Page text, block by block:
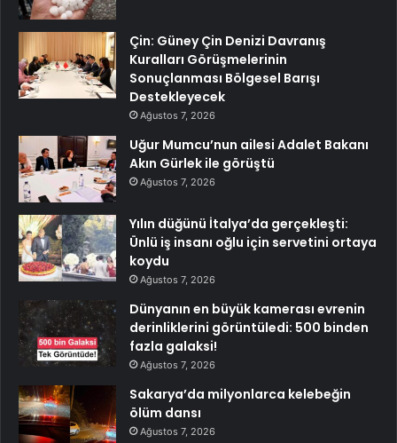
Çin: Güney Çin Denizi Davranış
Kuralları Görüşmelerinin
Sonuçlanması Bölgesel Barışı
Destekleyecek
Ağustos 7, 2026
Uğur Mumcu’nun ailesi Adalet Bakanı
Akın Gürlek ile görüştü
Ağustos 7, 2026
Yılın düğünü İtalya’da gerçekleşti:
Ünlü iş insanı oğlu için servetini ortaya
koydu
Ağustos 7, 2026
Dünyanın en büyük kamerası evrenin
derinliklerini görüntüledi: 500 binden
fazla galaksi!
Ağustos 7, 2026
Sakarya’da milyonlarca kelebeğin
ölüm dansı
Ağustos 7, 2026